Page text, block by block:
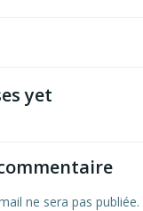
yet
ne sera pas publiée.